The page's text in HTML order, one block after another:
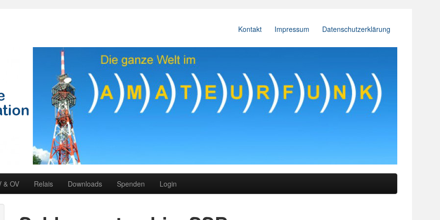
Kontakt Impressum Datenschutzerklärung
& OV Relais Downloads Spenden Login